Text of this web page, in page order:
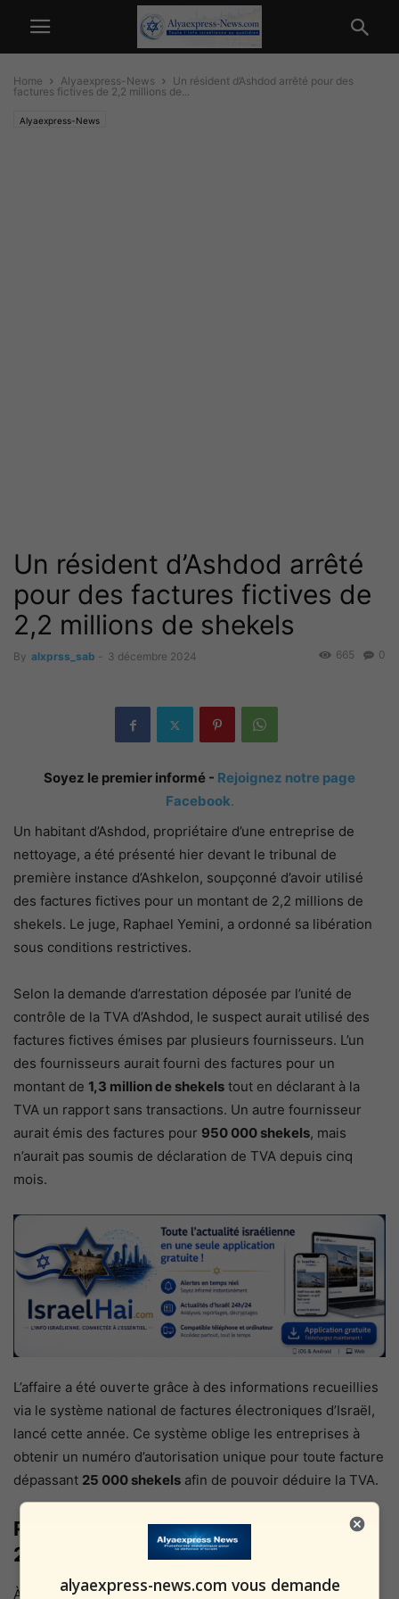
Home Alyaexpress-News
Un résident d’Ashdod arrêté pour des
factures fictives de 2,2 millions de...
Alyaexpress-News
Un résident d’Ashdod arrêté
pour des factures fictives de
2,2 millions de shekels
By alxprss_sab - 3 décembre 2024 0
665
Soyez le premier informé - Rejoignez notre page
Facebook.
Un habitant d’Ashdod, propriétaire d’une entreprise de
nettoyage, a été présenté hier devant le tribunal de
première instance d’Ashkelon, soupçonné d’avoir utilisé
des factures fictives pour un montant de 2,2 millions de
shekels. Le juge, Raphael Yemini, a ordonné sa libération
sous conditions restrictives.
Selon la demande d’arrestation déposée par l’unité de
contrôle de la TVA d’Ashdod, le suspect aurait utilisé des
factures fictives émises par plusieurs fournisseurs. L’un
des fournisseurs aurait fourni des factures pour un
montant de 1,3 million de shekels tout en déclarant à la
TVA un rapport sans transactions. Un autre fournisseur
aurait émis des factures pour 950 000 shekels, mais
n’aurait pas soumis de déclaration de TVA depuis cinq
mois.
L’affaire a été ouverte grâce à des informations recueillies
via le système national de factures électroniques d’Israël,
lancé cette année. Ce système oblige les entreprises à
obtenir un numéro d’autorisation unique pour toute facture
dépassant 25 000 shekels afin de pouvoir déduire la TVA.
Renforcement de la réglementation en
2025
À partir du1er janvier 2025, le seuil pour obtenir un
alyaexpress-news.com vous demande